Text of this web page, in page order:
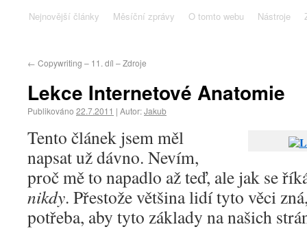
Nejnovější články Měsíční zprávy O tomto webu Nástroje
← Copywriting – 11. díl – Zdroje
Lekce Internetové Anatomie
Publikováno 22.7.2011 | Autor:Jakub
Tento článek jsem měl
napsat už dávno. Nevím,
proč mě to napadlo až teď, ale jak se
nikdy. Přestože většina lidí tyto věci
potřeba, aby tyto základy na našich